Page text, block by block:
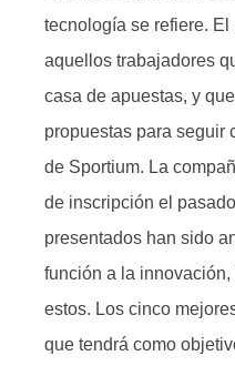
tecnología se refiere.
aquellos trabajadores
casa de apuestas, y
propuestas para seguir
de Sportium. La
de inscripción el
presentados han sido
función a la
estos. Los cinco
que tendrá como